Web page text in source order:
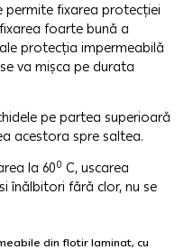
permite fixarea protecției
foarte bună a
protecția impermeabilă
va mișca pe durata
pe partea superioară
acestora spre saltea.
la 600 C, uscarea
înălbitori fără clor, nu se
din flotir laminat, cu